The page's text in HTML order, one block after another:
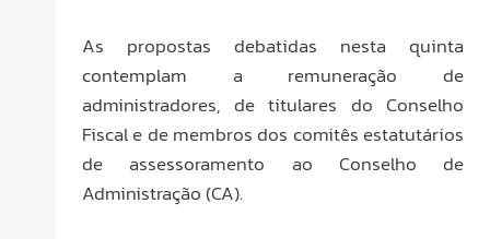
As propostas debatidas nesta quinta
contemplam a remuneração de
administradores, de titulares do Conselho
Fiscal e de membros dos comitês estatutários
de assessoramento ao Conselho de
Administração (CA).